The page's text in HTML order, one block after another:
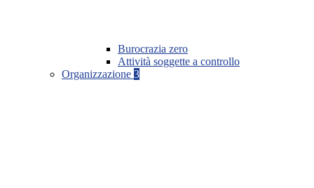
Burocrazia zero
Attività soggette a controllo
Organizzazione 3